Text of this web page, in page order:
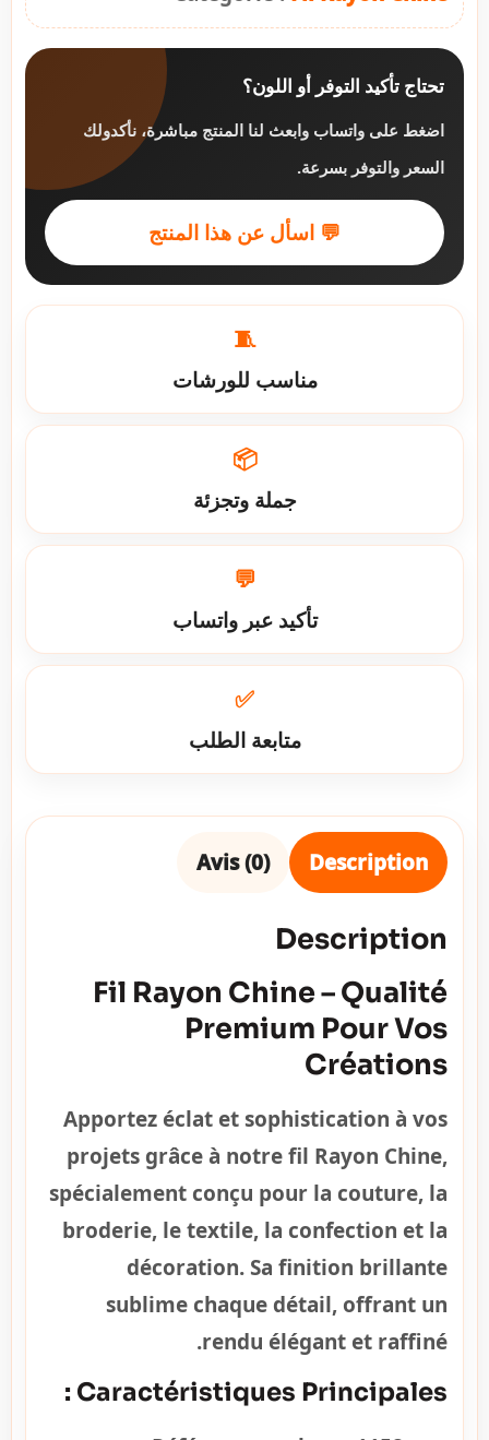
تحتاج تأكيد التوفر أو اللون؟
اضغط على واتساب وابعث لنا المنتج مباشرة، نأكدولك
السعر والتوفر بسرعة.
💬 اسأل عن هذا المنتج
🧵
مناسب للورشات
📦
جملة وتجزئة
💬
تأكيد عبر واتساب
✅
متابعة الطلب
Description
Avis (0)
Description
Fil Rayon Chine – Qualité
Premium Pour Vos
Créations
Apportez éclat et sophistication à vos
projets grâce à notre fil Rayon Chine,
spécialement conçu pour la couture, la
broderie, le textile, la confection et la
décoration. Sa finition brillante
sublime chaque détail, offrant un
rendu élégant et raffiné.
Caractéristiques Principales :